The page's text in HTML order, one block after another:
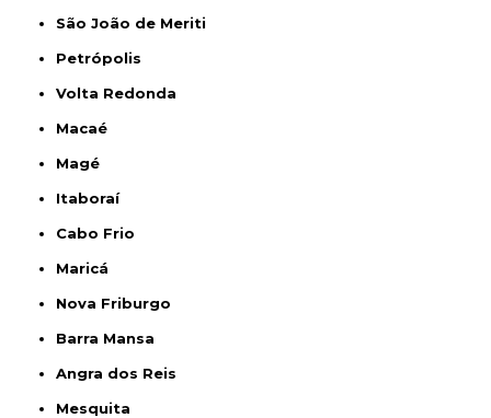
São João de Meriti
Petrópolis
Volta Redonda
Macaé
Magé
Itaboraí
Cabo Frio
Maricá
Nova Friburgo
Barra Mansa
Angra dos Reis
Mesquita